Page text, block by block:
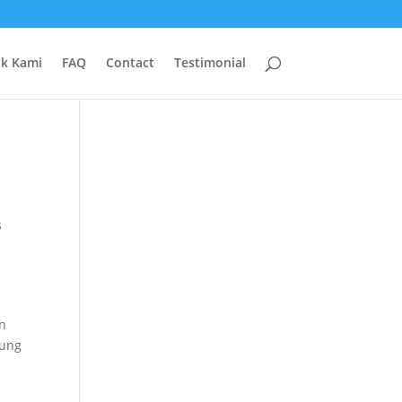
Kami FAQ Contact Testimonial